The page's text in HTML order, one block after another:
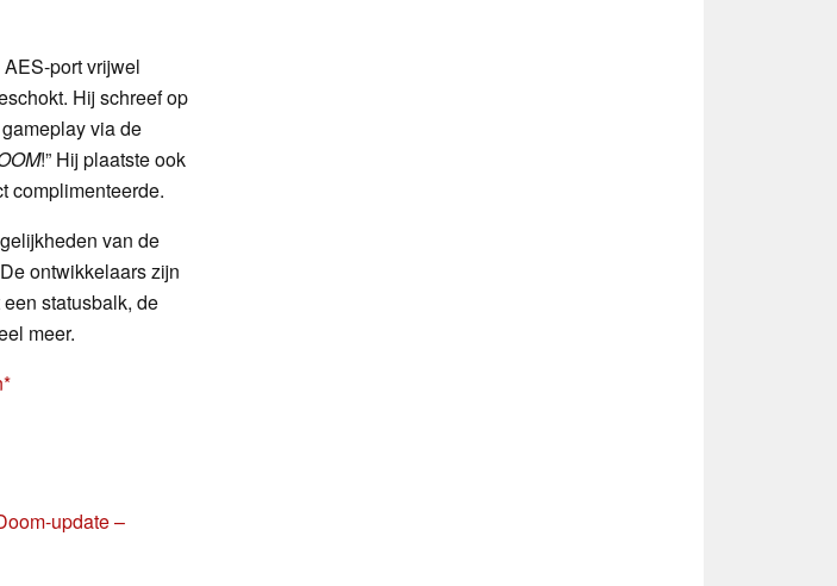
port vrijwel
Hij schreef op
gameplay via de
!” Hij plaatste ook
complimenteerde.
van de
ontwikkelaars zijn
statusbalk, de
meer.
update –